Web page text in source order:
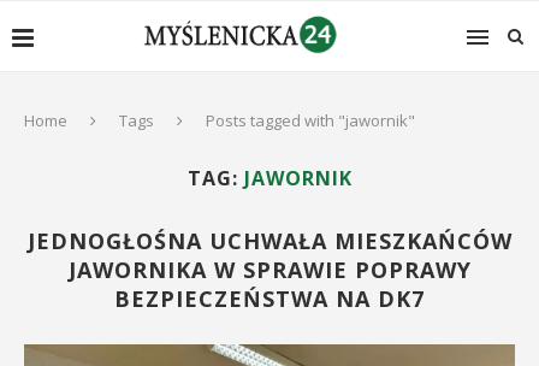
Home Tags Posts tagged with "jawornik"
TAG: JAWORNIK
JEDNOGŁOŚNA UCHWAŁA MIESZKAŃCÓW
JAWORNIKA W SPRAWIE POPRAWY
BEZPIECZEŃSTWA NA DK7